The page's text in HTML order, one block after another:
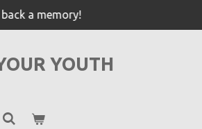
a memory!
YOUTH